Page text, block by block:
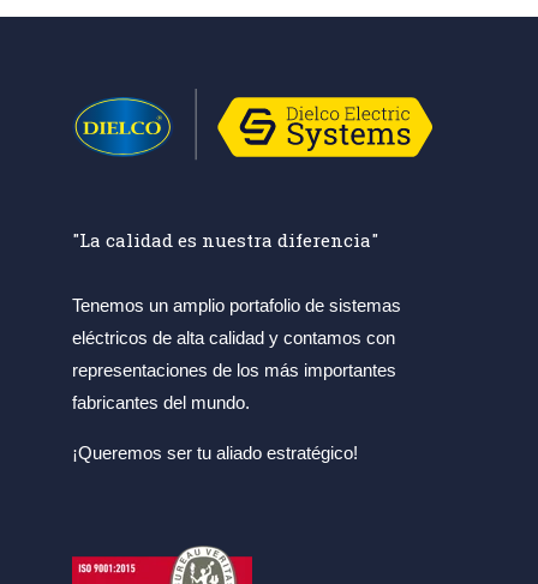
"La calidad es nuestra diferencia"
Tenemos un amplio portafolio de sistemas
eléctricos de alta calidad y contamos con
representaciones de los más importantes
fabricantes del mundo.
¡Queremos ser tu aliado estratégico!